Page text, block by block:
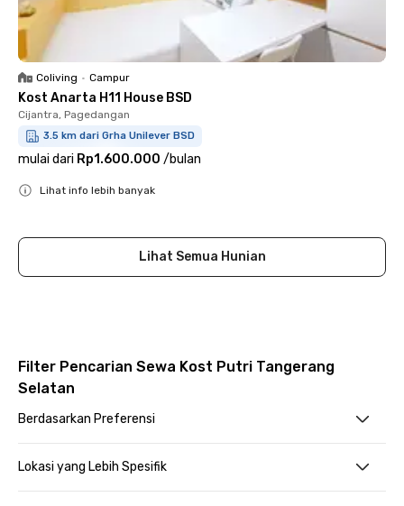
Coliving • Campur
Kost Anarta H11 House BSD
Cijantra, Pagedangan
3.5 km dari Grha Unilever BSD
mulai dari Rp1.600.000 /bulan
Lihat info lebih banyak
Lihat Semua Hunian
Filter Pencarian Sewa Kost Putri Tangerang
Selatan
Berdasarkan Preferensi
Lokasi yang Lebih Spesifik